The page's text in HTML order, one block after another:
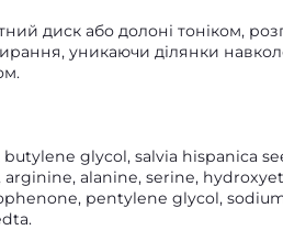
диск або долоні тоніком,
уникаючи ділянки
glycol, salvia hispanica
alanine, serine,
pentylene glycol,